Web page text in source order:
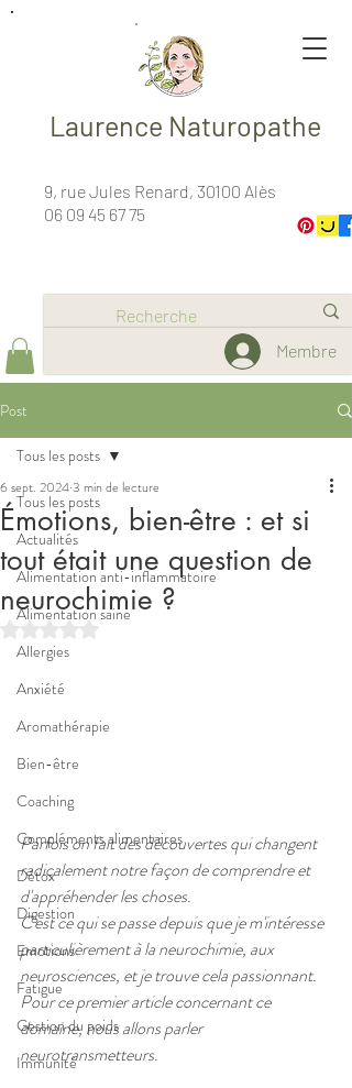
9, rue Jules Renard, 30100 Alès
06 09 45 67 75
Membre
Laurence Naturopathe
Post
Tous les posts
Actualités
Alimentation anti-inflammatoire
Alimentation saine
Allergies
Anxiété
Aromathérapie
Bien-être
Coaching
Compléments alimentaires
Détox
Digestion
Emotions
Fatigue
Gestion du poids
Immunité
Tous les posts
Émotions, bien-être : et si
tout était une question de
neurochimie ?
6 sept. 20243 min de lecture
Noté NaN étoiles sur 5.
Parfois on fait des découvertes qui changent
radicalement notre façon de comprendre et
d'appréhender les choses.
C'est ce qui se passe depuis que je m'intéresse
particulièrement à la neurochimie, aux
neurosciences, et je trouve cela passionnant.
Pour ce premier article concernant ce
domaine, nous allons parler
neurotransmetteurs.